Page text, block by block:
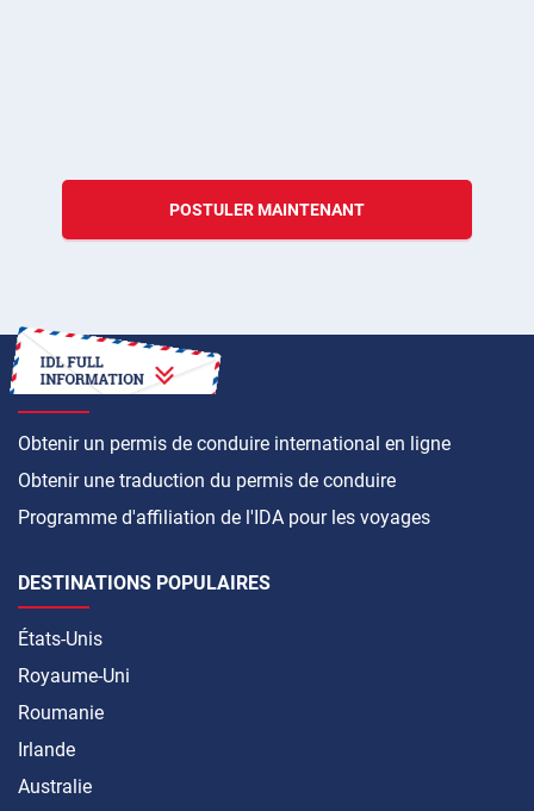
POSTULER MAINTENANT
COMMENT FAIRE
Obtenir un permis de conduire international en ligne
Obtenir une traduction du permis de conduire
Programme d'affiliation de l'IDA pour les voyages
DESTINATIONS POPULAIRES
États-Unis
Royaume-Uni
Roumanie
Irlande
Australie